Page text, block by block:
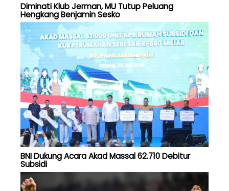
Diminati Klub Jerman, MU Tutup Peluang
Hengkang Benjamin Sesko
BNI Dukung Acara Akad Massal 62.710 Debitur
Subsidi